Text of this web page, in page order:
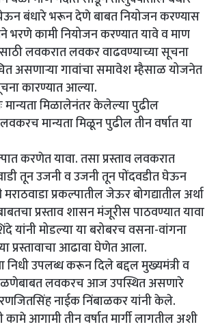
बंधारे भरून देणे बाबत नियोजन करण्यास
भरणे कामी नियोजन करण्यात यावे व माण
लवकरात लवकर वाढवण्याच्या सूचना
असणाऱ्या गावांचा समावेश म्हैसाळ योजनेत
कारण्यात आल्या.
मान्यता मिळालेनंतर केलेल्या पुढील
मान्यता मिळून पुढील तीन वर्षात या
करणेत यावा. तसा प्रस्ताव लवकरात
तून उजनी व उजनी तून पोंदवडीत घेऊन
प्रकल्पातील जेऊर बोगद्यातील अर्था
प्रस्ताव शासन मंजूरीस पाठवण्यात यावा
मोडल्या या बरोबरच वसना-वांगना
प्रस्तावाचा आढावा घेणेत आला.
निधी उपलब्ध करून दिले बद्दल मुख्यमंत्री व
मिळणेबाबत लवकरच आज उपस्थित असणारे
नाईक निंबाळकर यांनी केले.
आगामी तीन वर्षात मार्गी लागतील अशी